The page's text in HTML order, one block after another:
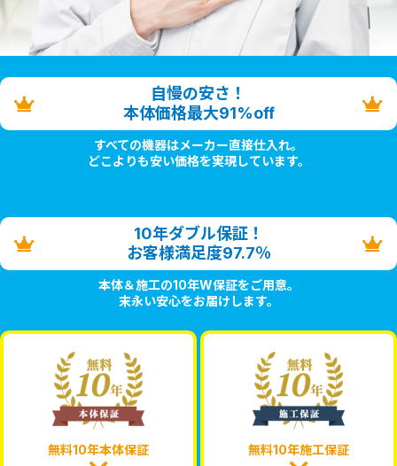
自慢の安さ！
本体価格最大91%off
すべての機器はメーカー直接仕入れ。
どこよりも安い価格を実現しています。
10年ダブル保証！
お客様満足度97.7％
本体＆施工の10年W保証をご用意。
末永い安心をお届けします。
無料10年本体保証 無料10年施工保証